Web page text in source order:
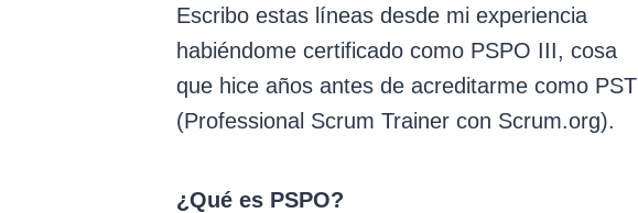
Escribo estas líneas desde mi experiencia
habiéndome certificado como PSPO III, cosa
que hice años antes de acreditarme como PST
(Professional Scrum Trainer con Scrum.org).
¿Qué es PSPO?